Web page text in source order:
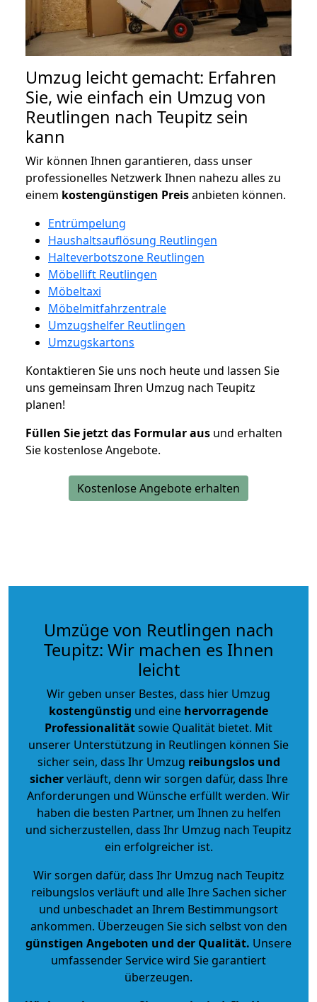
Umzug leicht gemacht: Erfahren
Sie, wie einfach ein Umzug von
Reutlingen nach Teupitz sein
kann
Wir können Ihnen garantieren, dass unser
professionelles Netzwerk Ihnen nahezu alles zu
einem kostengünstigen Preisanbieten können.
Entrümpelung
Haushaltsauflösung Reutlingen
Halteverbotszone Reutlingen
Möbellift Reutlingen
Möbeltaxi
Möbelmitfahrzentrale
Umzugshelfer Reutlingen
Umzugskartons
Kontaktieren Sie uns noch heute und lassen Sie
uns gemeinsam Ihren Umzug nach Teupitz
planen!
Füllen Sie jetzt das Formular aus und erhalten
Sie kostenlose Angebote.
Kostenlose Angebote erhalten
Umzüge von Reutlingen nach
Teupitz: Wir machen es Ihnen
leicht
Wir geben unser Bestes, dass hier Umzug
kostengünstig und eine hervorragende
Professionalitätsowie Qualität bietet. Mit
unserer Unterstützung in Reutlingen können Sie
sicher sein, dass Ihr Umzug reibungslos und
sicherverläuft, denn wir sorgen dafür, dass Ihre
Anforderungen und Wünsche erfüllt werden. Wir
haben die besten Partner, um Ihnen zu helfen
und sicherzustellen, dass Ihr Umzug nach Teupitz
ein erfolgreicher ist.
Wir sorgen dafür, dass Ihr Umzug nach Teupitz
reibungslos verläuft und alle Ihre Sachen sicher
und unbeschadet an Ihrem Bestimmungsort
ankommen. Überzeugen Sie sich selbst von den
günstigen Angeboten und der Qualität. Unsere
umfassender Service wird Sie garantiert
überzeugen.